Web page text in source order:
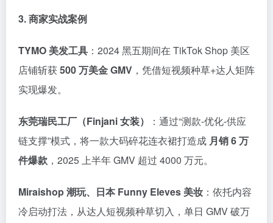
3. 商家实战案例
TYMO 美发工具 ：2024 黑五期间在 TikTok Shop 美区
店铺斩获500 万美金 GMV ，凭借短视频种草+达人矩阵
实现爆发。
东莞瑞民工厂（Finjani 女装）
：通过“测款-优化-供应
链支撑”模式，将一款大码碎花连衣裙打造成 月销 6 万
件爆款 ，2025 上半年 GMV 超过 4000 万元。
Miraishop 潮玩、日本 Funny Eleves 美妆 ：依托内容
冷启动打法，从达人短视频种草切入，单日 GMV 破万